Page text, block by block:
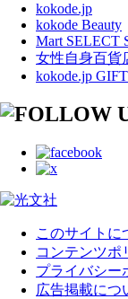
kokode.jp
kokode Beauty
Mart SELECT
女性自身百貨
kokode.jp GIFT
このサイトに
コンテンツポ
プライバシー
広告掲載につ